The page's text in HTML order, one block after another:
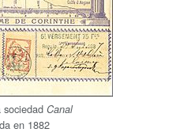
Canal
en 1882